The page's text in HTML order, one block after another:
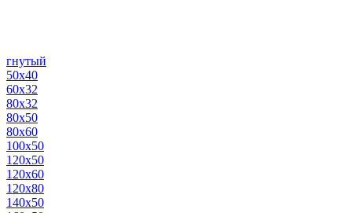
гнутый
50х40
60х32
80х32
80х50
80х60
100х50
120х50
120х60
120х80
140х50